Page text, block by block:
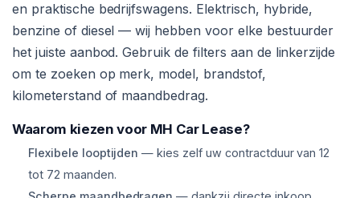
en praktische bedrijfswagens. Elektrisch, hybride,
benzine of diesel — wij hebben voor elke bestuurder
het juiste aanbod. Gebruik de filters aan de linkerzijde
om te zoeken op merk, model, brandstof,
kilometerstand of maandbedrag.
Waarom kiezen voor MH Car Lease?
Flexibele looptijden — kies zelf uw contractduur van 12
tot 72 maanden.